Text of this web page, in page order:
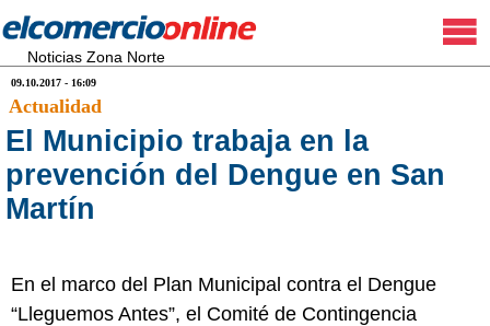
Noticias Zona Norte
09.10.2017 - 16:09
Actualidad
El Municipio trabaja en la
prevención del Dengue en San
Martín
En el marco del Plan Municipal contra el Dengue
“Lleguemos Antes”, el Comité de Contingencia